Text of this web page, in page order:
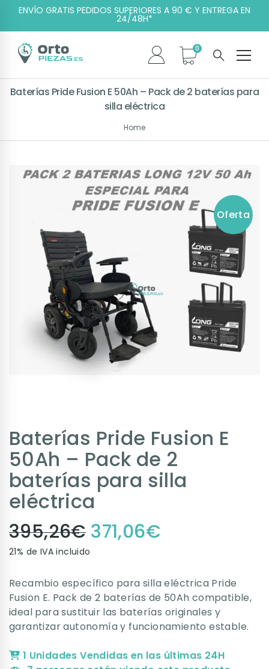
ENVÍO GRATIS PEDIDOS SUPERIORES A 90 € Y ENTREGA EN
24/48H*
Baterías Pride Fusion E 50Ah – Pack de 2 baterías para
silla eléctrica
Home
Oferta
Baterías Pride Fusion E
50Ah – Pack de 2
baterías para silla
eléctrica
395,26€ 371,06€
21% de IVA incluido
Recambio específico para silla eléctrica Pride
Fusion E. Pack de 2 baterías de 50Ah compatible,
ideal para sustituir las baterías originales y
garantizar autonomía y funcionamiento estable.
1 Unidades Vendidas en las últimas 24H